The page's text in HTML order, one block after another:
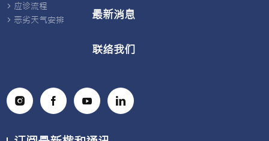
应诊流程
恶劣天气安排
最新消息
联络我们